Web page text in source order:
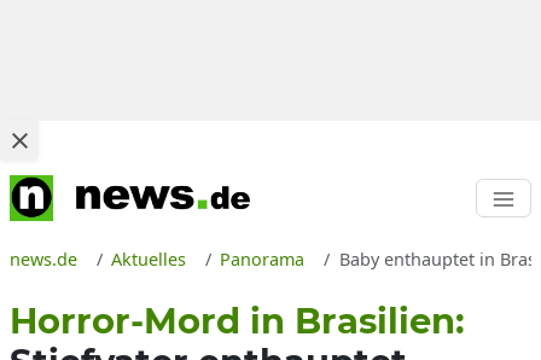
news.de Aktuelles Panorama Baby enthauptet in
Horror-Mord in Brasilien: